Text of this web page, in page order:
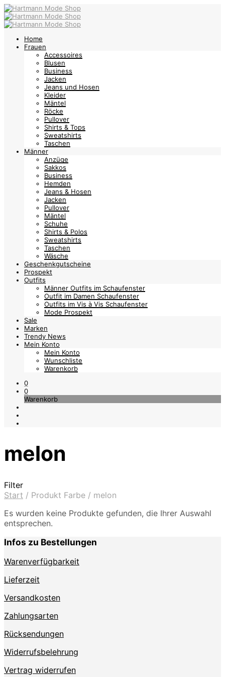
Home
Frauen
Accessoires
Blusen
Business
Jacken
Jeans und Hosen
Kleider
Mäntel
Röcke
Pullover
Shirts & Tops
Sweatshirts
Taschen
Männer
Anzüge
Sakkos
Business
Hemden
Jeans & Hosen
Jacken
Pullover
Mäntel
Schuhe
Shirts & Polos
Sweatshirts
Taschen
Wäsche
Geschenkgutscheine
Prospekt
Outfits
Männer Outfits im Schaufenster
Outfit im Damen Schaufenster
Outfits im Vis à Vis Schaufenster
Mode Prospekt
Sale
Marken
Trendy News
Mein Konto
Mein Konto
Wunschliste
Warenkorb
0
0
Warenkorb
melon
Filter
Start / Produkt Farbe / melon
Es wurden keine Produkte gefunden, die Ihrer Auswahl
entsprechen.
Infos zu Bestellungen
Warenverfügbarkeit
Lieferzeit
Versandkosten
Zahlungsarten
Rücksendungen
Widerrufsbelehrung
Vertrag widerrufen